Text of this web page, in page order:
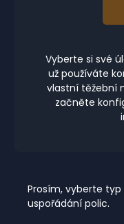
Vyberte si své
už používáte
vlastní těžební
začněte
Prosím, vyberte typ
uspořádání polic.